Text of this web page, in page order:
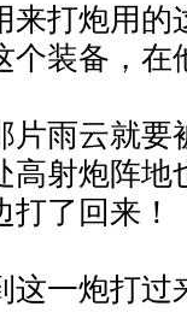
打炮用的
个装备，
雨云就要
高射炮阵
了回来！
一炮打过